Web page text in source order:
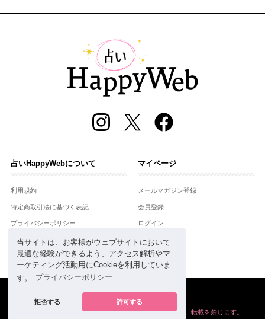
当サイトは、お客様がウェブサイトにおいて
最適な経験ができるよう、アクセス解析やマ
ーケティング活動用にCookieを利用していま
す。
プライバシーポリシー
拒否する 許可する
占いHappyWebについて
利用規約
特定商取引法に基づく表記
プライバシーポリシー
運営会社
お問合せ
マイページ
メールマガジン登録
会員登録
ログイン
powered by
掲載の情報や画像など、すべてのコンテンツの無断複写、転載を禁じます。